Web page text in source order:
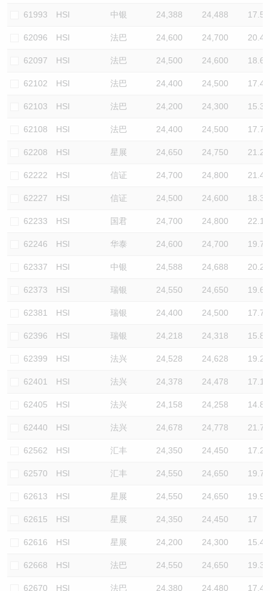
61993 HSI 中银 24,388 24,488 17.5
62096 HSI 法巴 24,600 24,700 20.4
62097 HSI 法巴 24,500 24,600 18.6
62102 HSI 法巴 24,400 24,500 17.4
62103 HSI 法巴 24,200 24,300 15.3
62108 HSI 法巴 24,400 24,500 17.7
62208 HSI 星展 24,650 24,750 21.2
62222 HSI 信证 24,700 24,800 21.4
62227 HSI 信证 24,500 24,600 18.3
62233 HSI 国君 24,700 24,800 22.1
62246 HSI 华泰 24,600 24,700 19.7
62337 HSI 中银 24,588 24,688 20.2
62373 HSI 瑞银 24,550 24,650 19.6
62381 HSI 瑞银 24,400 24,500 17.7
62396 HSI 瑞银 24,218 24,318 15.8
62399 HSI 法兴 24,528 24,628 19.2
62401 HSI 法兴 24,378 24,478 17.1
62405 HSI 法兴 24,158 24,258 14.8
62440 HSI 法兴 24,678 24,778 21.7
62562 HSI 汇丰 24,350 24,450 17.2
62570 HSI 汇丰 24,550 24,650 19.7
62613 HSI 星展 24,550 24,650 19.9
62615 HSI 星展 24,350 24,450 17
62616 HSI 星展 24,200 24,300 15.4
62668 HSI 法巴 24,550 24,650 19.3
62670 HSI 法巴 24,380 24,480 17.4